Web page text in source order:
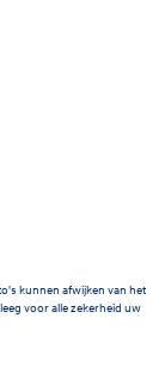
kunnen afwijken van het
voor alle zekerheid uw